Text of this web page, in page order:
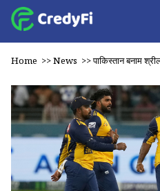
Home >>News >>पाकिस्तान बनाम